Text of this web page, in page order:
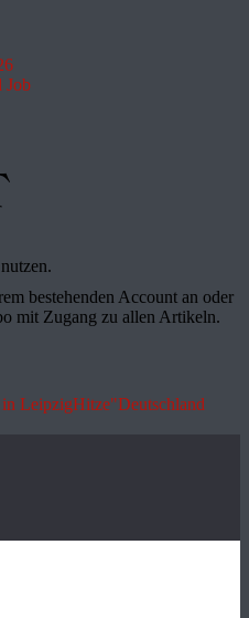
Job
bestehenden Account an oder
mit Zugang zu allen Artikeln.
LeipzigHitze"Deutschland